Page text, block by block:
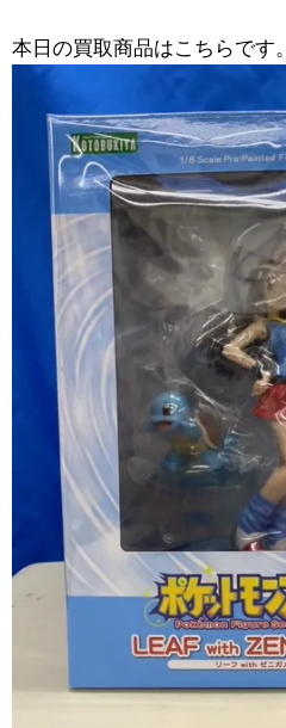
本日の買取商品はこちらです。